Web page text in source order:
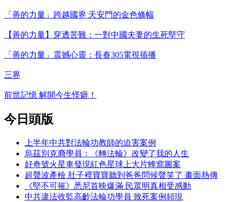
「善的力量」跨越國界 天安門的金色條幅
【善的力量】穿透苦難：一對中國夫妻的生死堅守
「善的力量」震撼心靈：長春305電視插播
三界
前世記憶 解開今生怪癖！
今日頭版
上半年中共對法輪功教師的迫害案例
烏茲別克裔學員：《轉法輪》改變了我的人生
好奇號火星車發現紅色星球上大片蜂窩圖案
超聲波產檢 肚子裡寶寶聽到爸爸問候聲笑了 畫面熱傳
《堅不可摧》悉尼首映爆滿 民眾明真相受感動
中共違法收監高齡法輪功學員 致死案例頻現